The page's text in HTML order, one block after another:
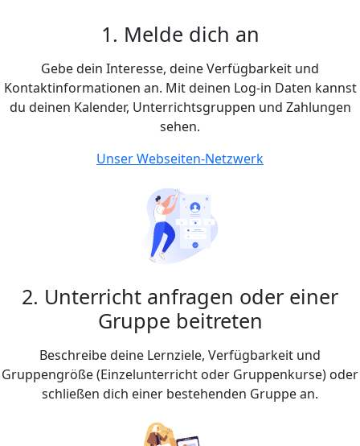
1. Melde dich an
Gebe dein Interesse, deine Verfügbarkeit und
Kontaktinformationen an. Mit deinen Log-in Daten kannst
du deinen Kalender, Unterrichtsgruppen und Zahlungen
sehen.
Unser Webseiten-Netzwerk
2. Unterricht anfragen oder einer
Gruppe beitreten
Beschreibe deine Lernziele, Verfügbarkeit und
Gruppengröße (Einzelunterricht oder Gruppenkurse) oder
schließen dich einer bestehenden Gruppe an.